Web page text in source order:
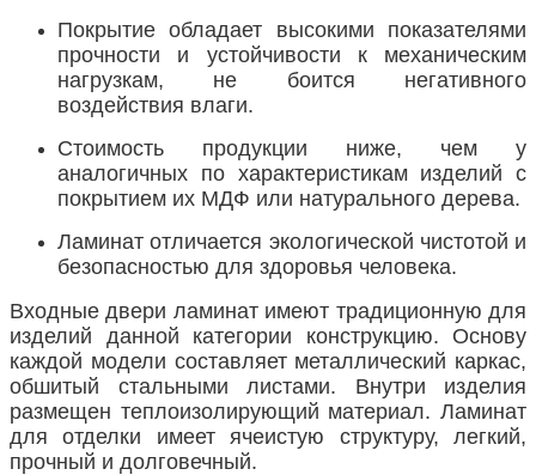
Покрытие обладает высокими показателями
прочности и устойчивости к механическим
нагрузкам, не боится негативного
воздействия влаги.
Стоимость продукции ниже, чем у
аналогичных по характеристикам изделий с
покрытием их МДФ или натурального дерева.
Ламинат отличается экологической чистотой и
безопасностью для здоровья человека.
Входные двери ламинат имеют традиционную для
изделий данной категории конструкцию. Основу
каждой модели составляет металлический каркас,
обшитый стальными листами. Внутри изделия
размещен теплоизолирующий материал. Ламинат
для отделки имеет ячеистую структуру, легкий,
прочный и долговечный.